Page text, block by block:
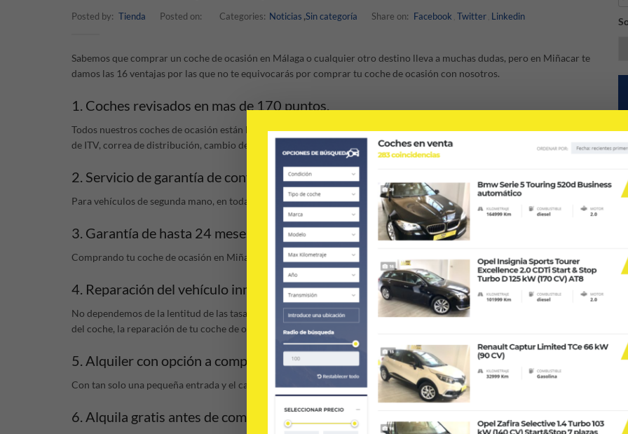
Posted by: Tienda Posted on: Categories: Noticias Sin categoría Share on: Facebook Twitter Linkedin
Sabemos que comprar un coche de ocasión en Málaga o cualquier otro destino lleva a muchas dudas, pero en Miñacar te
damos las 16 ventajas por las que no te equivocarás por comprar tu coche de ocasión con nosotros.
1. Coches revisados en mas de 170 puntos.
Todos nuestros coches de ocasión están listos para su uso, con la certificación más exhaustiva del mercado. Estando al día
de ITV, correa de distribución, cambio de aceite y filtros. Todo ello certificado por mecánicos expertos.
2. Servicio de garantía de conformidad.
Para vehículos de segunda mano, en toda España.
3. Garantía de hasta 24 meses
Comprando tu coche de ocasión en Miñacar, podrás disfrutar de una garantía de hasta 2 años.
4. Reparación del vehículo inmediata.
No dependemos de la lentitud de las tasaciones de las compañías aseguradoras y sus peritos para autorizar la reparación
del coche, la reparación de tu coche de ocasión, en Miñacar, es inmediata.
5. Alquiler con opción a compra.
Con tan solo una pequeña entrada y el carnet de conducir.
6. Alquila gratis antes de comprarlo.